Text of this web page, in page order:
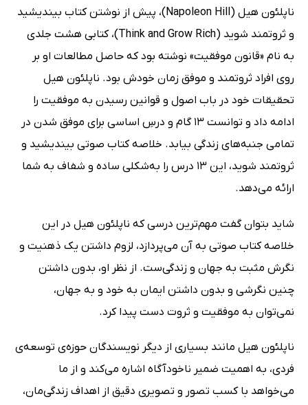
ناپلئون هیل (Napoleon Hill)، پیش از نوشتن کتاب بیندیشید
و ثروتمند شوید (Think and Grow Rich)، کتابی هشت جلدی
به نام «قانون موفقیت» نوشته بود که حاصل مطالعات او بر
روی افراد ثروتمند و موفق زمان خودش بود. ناپلئون هیل
تحقیقات خود در باب اصول و قوانین رسیدن به موفقیت را
ادامه داد و توانست 13 گام و درسِ اساسی برای موفق شدن در
تمامی جنبه‌های زندگی بیابد. خلاصه کتاب صوتی بیندیشید و
ثروتمند شوید، این 13 درس را به‌شکلی ساده و شفاف به شما
ارائه می‌دهد.
شاید بتوان گفت مهم‌ترین درسی که ناپلئون هیل در این
خلاصه کتاب صوتی به آن می‌پردازد، لزوم داشتن یک ذهنیت و
نگرش مثبت به جهان و زندگی‌ست. از نظر او، بدون داشتن
چنین نگرشی و بدون داشتن ایمان به خود و به جهان،
نمی‌توان به موفقیت و ثروت دست پیدا کرد.
ناپلئون هیل مانند بسیاری از دیگر نویسندگان حوزه‌ی توسعه‌ی
فردی، به اهمیت ضمیر ناخودآگاه اشاره می‌کند و از ما
می‌خواهد با کسب تصور و تصویری دقیق از اهداف زندگی‌مان،